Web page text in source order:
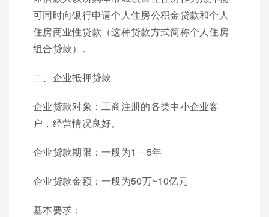
可同时向银行申请个人住房公积金贷款和个人
住房商业性贷款（这种贷款方式简称个人住房
组合贷款）。
二、企业抵押贷款
企业贷款对象：工商注册的各类中小企业客
户，经营情况良好。
企业贷款期限：一般为1－5年
企业贷款金额：一般为50万~10亿元
基本要求：